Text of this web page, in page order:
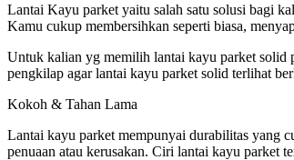
Lantai Kayu parket yaitu salah satu solusi bagi
Kamu cukup membersihkan seperti biasa,
Untuk kalian yg memilih lantai kayu parket solid
pengkilap agar lantai kayu parket solid terlihat
Kokoh & Tahan Lama
Lantai kayu parket mempunyai durabilitas yang
penuaan atau kerusakan. Ciri lantai kayu parket